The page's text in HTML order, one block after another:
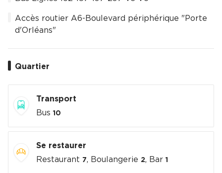
Accès routier A6-Boulevard périphérique "Porte
d'Orléans"
Quartier
Transport
Bus 10
Se restaurer
Restaurant 7, Boulangerie 2, Bar 1